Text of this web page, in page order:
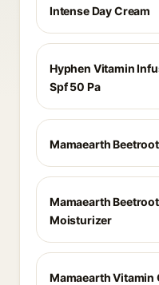
Intense Day Cream
Hyphen Vitamin
Spf 50 Pa
Mamaearth
Mamaearth
Moisturizer
Mamaearth Vitamin